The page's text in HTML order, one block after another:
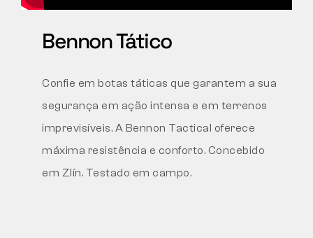
Bennon Tático
Confie em botas táticas que garantem a sua
segurança em ação intensa e em terrenos
imprevisíveis. A Bennon Tactical oferece
máxima resistência e conforto. Concebido
em Zlín. Testado em campo.